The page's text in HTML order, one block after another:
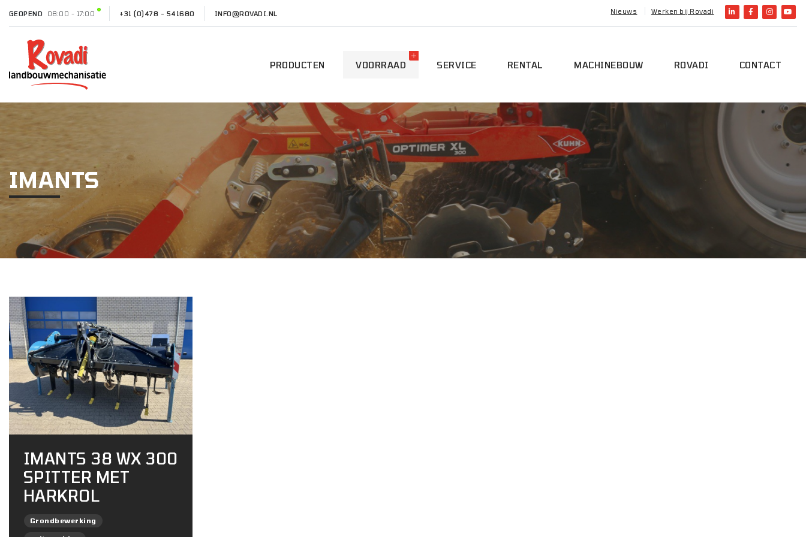
GEOPEND 08:00 - 17:00 +31 (0)478 - 541680 INFO@ROVADI.NL Nieuws Werken bij Rovadi
PRODUCTEN VOORRAAD SERVICE RENTAL MACHINEBOUW ROVADI CONTACT
IMANTS
IMANTS 38 WX 300
SPITTER MET
HARKROL
Grondbewerking